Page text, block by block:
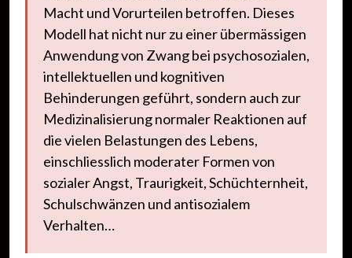
Macht und Vorurteilen betroffen. Dieses
Modell hat nicht nur zu einer übermässigen
Anwendung von Zwang bei psychosozialen,
intellektuellen und kognitiven
Behinderungen geführt, sondern auch zur
Medizinalisierung normaler Reaktionen auf
die vielen Belastungen des Lebens,
einschliesslich moderater Formen von
sozialer Angst, Traurigkeit, Schüchternheit,
Schulschwänzen und antisozialem
Verhalten…